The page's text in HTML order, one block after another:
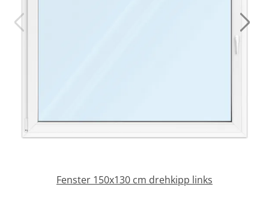
Fenster 150x130 cm drehkipp links